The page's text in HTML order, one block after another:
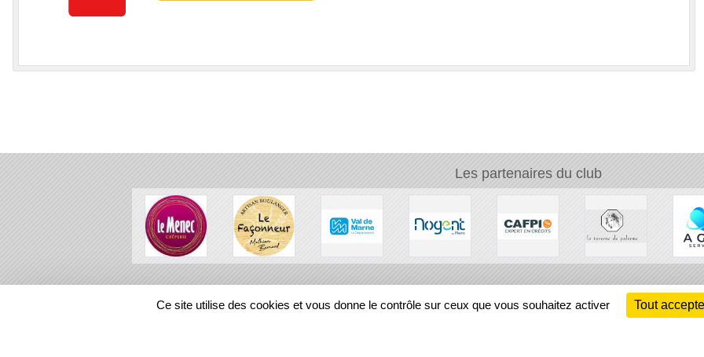
Les partenaires du club
REGIONS
Ce site utilise des cookies et vous donne le contrôle sur ceux que vous souhaitez activer Tout